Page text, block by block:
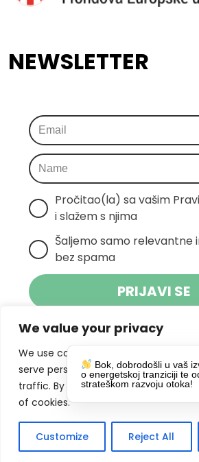
We value your privacy
We use cookies to enhance your
serve personalized ads or content,
traffic. By clicking "Accept All", you
of cookies.
Customize Reject All
NEWSLETTER
Pročitao(la) sa vašim
i slažem s njima
Šaljemo samo relevantne
bez spama
PRIJAVI SE
Klikom na gumb dajete
primanje novosti Pokreta
slažete spolitikom
DRUŠTVENE
Bok, dobrodošli u vaš
o energetskoj tranziciji te
strateškom razvoju otoka!